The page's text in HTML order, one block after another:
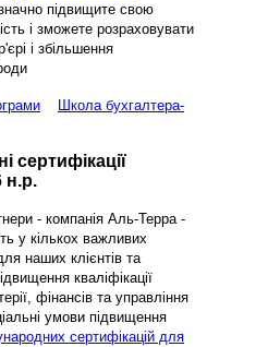
підвищите свою
і зможете розраховувати
і збільшення
Школа бухгалтера-
сертифікації
н.р.
- компанія Аль-Терра -
у кількох важливих
наших клієнтів та
кваліфікації
фінансів та управління
умови підвищення
сертифікацій для